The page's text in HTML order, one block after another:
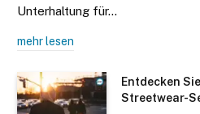
Unterhaltung für…
mehr lesen
Entdecken
Streetwear-